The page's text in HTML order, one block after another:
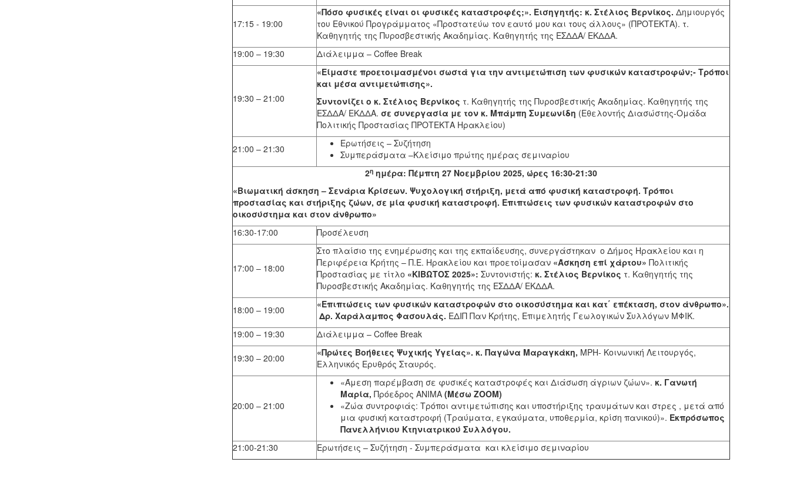
17:15 - 19:00
«Πόσο φυσικές είναι οι φυσικές καταστροφές;». Εισηγητής: κ. Στέλιος Βερνίκος. Δημιουργός
του Εθνικού Προγράμματος «Προστατεύω τον εαυτό μου και τους άλλους» (ΠΡΟΤΕΚΤΑ). τ.
Καθηγητής της Πυροσβεστικής Ακαδημίας. Καθηγητής της ΕΣΔΔΑ/ ΕΚΔΔΑ.
19:00 – 19:30
Διάλειμμα – Coffee Break
19:30 – 21:00
«Είμαστε προετοιμασμένοι σωστά για την αντιμετώπιση των φυσικών καταστροφών;- Τρόποι
και μέσα αντιμετώπισης».
Συντονίζει ο κ. Στέλιος Βερνίκος τ. Καθηγητής της Πυροσβεστικής Ακαδημίας. Καθηγητής της
ΕΣΔΔΑ/ ΕΚΔΔΑ. σε συνεργασία με τον κ. Μπάμπη Συμεωνίδη (Εθελοντής Διασώστης-Ομάδα
Πολιτικής Προστασίας ΠΡΟΤΕΚΤΑ Ηρακλείου)
21:00 – 21:30
Ερωτήσεις – Συζήτηση
Συμπεράσματα –Κλείσιμο πρώτης ημέρας σεμιναρίου
2ηημέρα: Πέμπτη 27 Νοεμβρίου 2025, ώρες 16:30-21:30
«Βιωματική άσκηση – Σενάρια Κρίσεων. Ψυχολογική στήριξη, μετά από φυσική καταστροφή. Τρόποι
προστασίας και στήριξης ζώων, σε μία φυσική καταστροφή. Επιπτώσεις των φυσικών καταστροφών στο
οικοσύστημα και στον άνθρωπο»
16:30-17:00
Προσέλευση
17:00 – 18:00
Στο πλαίσιο της ενημέρωσης και της εκπαίδευσης, συνεργάστηκαν ο Δήμος Ηρακλείου και η
Περιφέρεια Κρήτης – Π.Ε. Ηρακλείου και προετοίμασαν «Άσκηση επί χάρτου» Πολιτικής
Προστασίας με τίτλο «ΚΙΒΩΤΟΣ 2025»: Συντονιστής: κ. Στέλιος Βερνίκος τ. Καθηγητής της
Πυροσβεστικής Ακαδημίας. Καθηγητής της ΕΣΔΔΑ/ ΕΚΔΔΑ.
18:00 – 19:00
«Επιπτώσεις των φυσικών καταστροφών στο οικοσύστημα και κατ΄ επέκταση, στον άνθρωπο».
Δρ. Χαράλαμπος Φασουλάς. ΕΔΙΠ Παν Κρήτης, Επιμελητής Γεωλογικών Συλλόγων ΜΦΙΚ.
19:00 – 19:30
Διάλειμμα – Coffee Break
19:30 – 20:00 «Πρώτες Βοήθειες Ψυχικής Υγείας». κ. Παγώνα Μαραγκάκη, MPH- Κοινωνική Λειτουργός,
Ελληνικός Ερυθρός Σταυρός.
20:00 – 21:00
«Άμεση παρέμβαση σε φυσικές καταστροφές και Διάσωση άγριων ζώων». κ. Γανωτή
Μαρία, Πρόεδρος ΑΝΙΜΑ(Μέσω ΖΟΟΜ)
«Ζώα συντροφιάς: Τρόποι αντιμετώπισης και υποστήριξης τραυμάτων και στρες , μετά από
μια φυσική καταστροφή (Τραύματα, εγκαύματα, υποθερμία, κρίση πανικού)». Εκπρόσωπος
Πανελλήνιου Κτηνιατρικού Συλλόγου.
21:00-21:30
Ερωτήσεις – Συζήτηση - Συμπεράσματα και κλείσιμο σεμιναρίου